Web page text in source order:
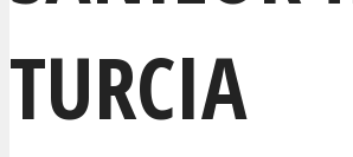
TURCIA